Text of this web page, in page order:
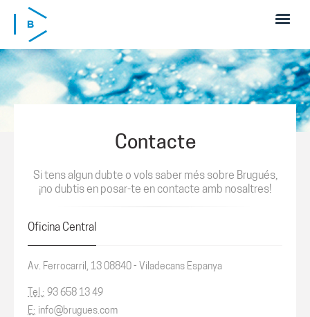
Skip to main content
Contacte
Si tens algun dubte o vols saber més sobre Brugués,
¡no dubtis en posar-te en contacte amb nosaltres!
Oficina Central
Av. Ferrocarril, 13 08840 - Viladecans Espanya
Tel.: 93 658 13 49
E: info@brugues.com